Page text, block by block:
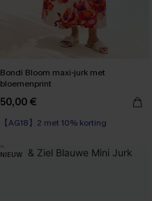
Bondi Bloom maxi-jurk met
bloemenprint
50,00 €
【AG18】2 met 10% korting
High Waist
NIEUW